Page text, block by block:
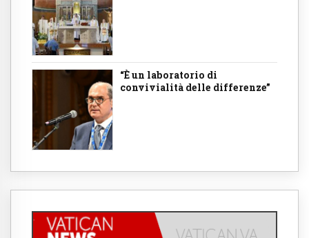
“È un laboratorio di
convivialità delle differenze”